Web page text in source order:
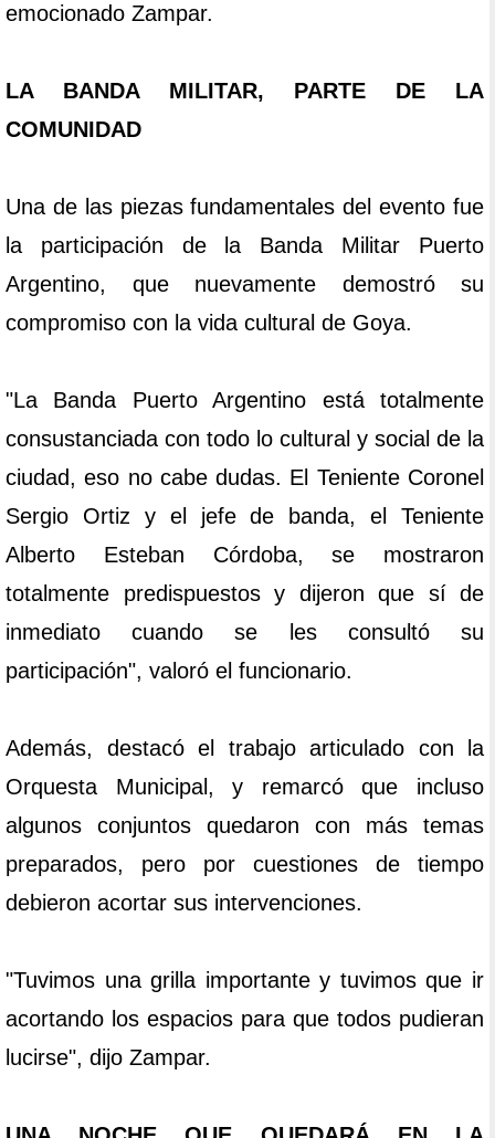
emocionado Zampar.
LA BANDA MILITAR, PARTE DE LA
COMUNIDAD
Una de las piezas fundamentales del evento fue
la participación de la Banda Militar Puerto
Argentino, que nuevamente demostró su
compromiso con la vida cultural de Goya.
"La Banda Puerto Argentino está totalmente
consustanciada con todo lo cultural y social de la
ciudad, eso no cabe dudas. El Teniente Coronel
Sergio Ortiz y el jefe de banda, el Teniente
Alberto Esteban Córdoba, se mostraron
totalmente predispuestos y dijeron que sí de
inmediato cuando se les consultó su
participación", valoró el funcionario.
Además, destacó el trabajo articulado con la
Orquesta Municipal, y remarcó que incluso
algunos conjuntos quedaron con más temas
preparados, pero por cuestiones de tiempo
debieron acortar sus intervenciones.
"Tuvimos una grilla importante y tuvimos que ir
acortando los espacios para que todos pudieran
lucirse", dijo Zampar.